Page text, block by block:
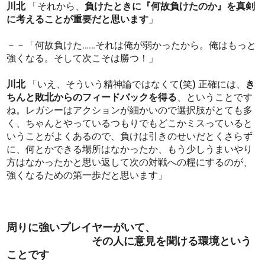
川北 「それから、負けたときに『何故負けたのか』を真剣
に考えることが重要だと思います 」
－－「何故負けた……それは俺が弱かったから。俺はもっと
強くなる。そして次こそは勝つ！」
川北 「いえ、そういう精神論ではなくて(笑) 正確には、 き
ちんと敗北からのフィードバックを得る、ということです
ね。レガシーはアクションが細かいので選択肢がとても多
く、ちゃんとやっているつもりでもどこかミスっていると
いうことがよくあるので、負けは引きのせいだとくさらず
に、何とかできる場所はなかったか、もう少しうまいやり
方はなかったかと思い返して次の対戦への糧にするのが、
強くなるための第一歩だと思います」
周りに強いプレイヤーがいて、
その人に意見を聞ける環境という
ことです